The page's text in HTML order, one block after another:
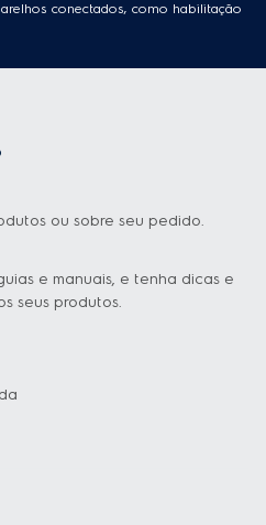
conectados, como habilitação
ou sobre seu pedido.
e manuais, e tenha dicas e
seus produtos.